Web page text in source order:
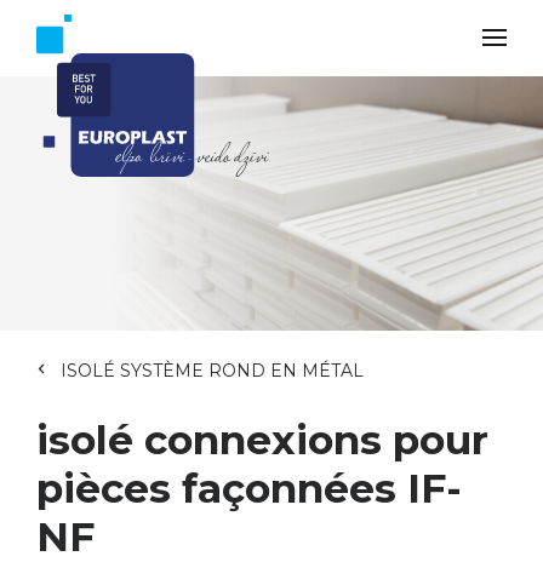
ISOLÉ SYSTÈME ROND EN MÉTAL
isolé connexions pour
pièces façonnées IF-
NF